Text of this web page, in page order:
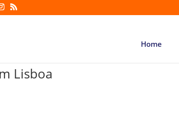
Home
Lisboa